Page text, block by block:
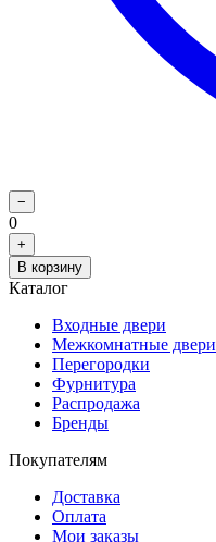
−
0
+
В корзину
Каталог
Входные двери
Межкомнатные двери
Перегородки
Фурнитура
Распродажа
Бренды
Покупателям
Доставка
Оплата
Мои заказы